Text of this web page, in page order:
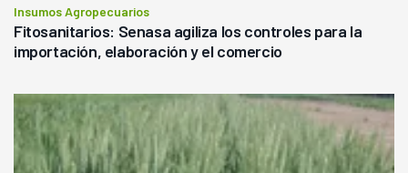
Insumos Agropecuarios
Fitosanitarios: Senasa agiliza los controles para la
importación, elaboración y el comercio